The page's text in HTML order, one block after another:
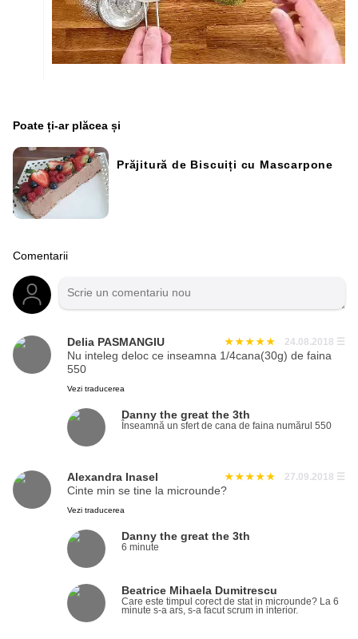
Poate ți-ar plăcea și
Prăjitură de Biscuiți cu Mascarpone
Comentarii
Delia PASMANGIU 24.08.2018 ☰
Nu inteleg deloc ce inseamna 1/4cana(30g) de faina
550
Vezi traducerea
Danny the great the 3th
Înseamnă un sfert de cana de faina numărul 550
Alexandra Inasel 27.09.2018 ☰
Cinte min se tine la microunde?
Vezi traducerea
Danny the great the 3th
6 minute
Beatrice Mihaela Dumitrescu
Care este timpul corect de stat in microunde? La 6
minute s-a ars, s-a facut scrum in interior.